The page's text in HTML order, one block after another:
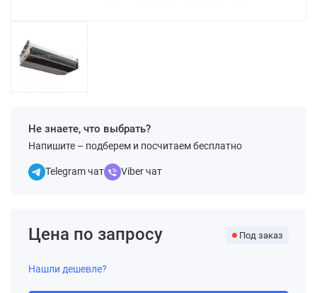
Не знаете, что выбрать?
Напишите – подберем и посчитаем бесплатно
Telegram чат Viber чат
Цена по запросу Под заказ
Нашли дешевле?